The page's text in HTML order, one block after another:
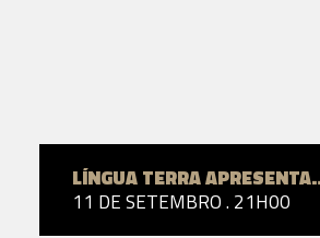
LÍNGUA TERRA
11 DE SETEMBRO . 21H00